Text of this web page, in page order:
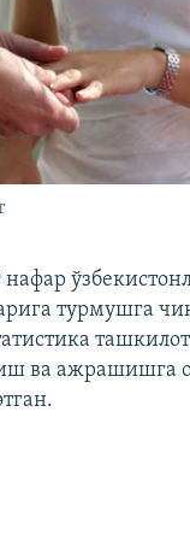
турмушга
ва ажрашишга